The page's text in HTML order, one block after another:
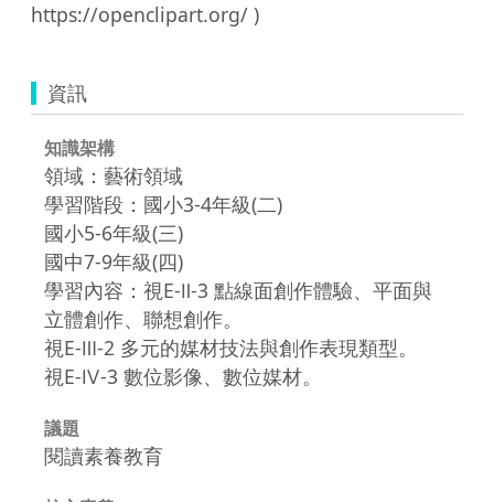
資訊
知識架構
領域：藝術領域
學習階段：國小3-4年級(二)
國小5-6年級(三)
國中7-9年級(四)
學習內容：視E-Ⅱ-3 點線面創作體驗、平面與
立體創作、聯想創作。
視E-Ⅲ-2 多元的媒材技法與創作表現類型。
視E-Ⅳ-3 數位影像、數位媒材。
議題
閱讀素養教育